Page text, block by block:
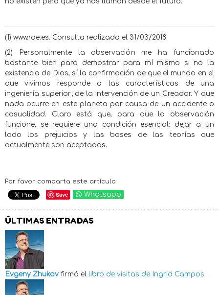
(1) www.rae.es. Consulta realizada el 31/03/2018.
(2) Personalmente la observación me ha funcionado
bastante bien para demostrar para mí mismo si no la
existencia de Dios, sí la confirmación de que el mundo en el
que vivimos responde a las características de una
ingeniería superior; de la intervención de un Creador. Y que
nada ocurre en este planeta por causa de un accidente o
casualidad. Claro está que, para que la observación
funcione, se requiere una condición esencial: dejar a un
lado los prejuicios y las bases de las teorías que
actualmente son aceptadas.
Por favor comparta este artículo:
Save Whatsapp
ÚLTIMAS ENTRADAS
Evgeny Zhukov firmó el libro de visitas de Ingrid Campos